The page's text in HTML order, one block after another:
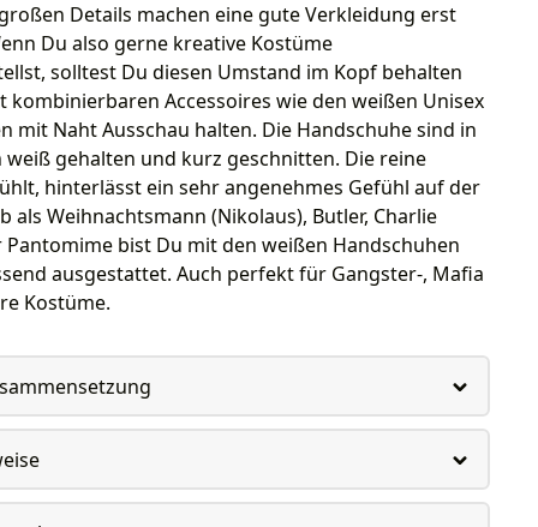
Details machen eine gute Verkleidung erst
Du also gerne kreative Kostüme
solltest Du diesen Umstand im Kopf behalten
kombinierbaren Accessoires wie den weißen Unisex
mit Naht Ausschau halten. Die Handschuhe sind in
weiß gehalten und kurz geschnitten. Die reine
hinterlässt ein sehr angenehmes Gefühl auf der
als Weihnachtsmann (Nikolaus), Butler, Charlie
Pantomime bist Du mit den weißen Handschuhen
ausgestattet. Auch perfekt für Gangster-, Mafia
Kostüme.